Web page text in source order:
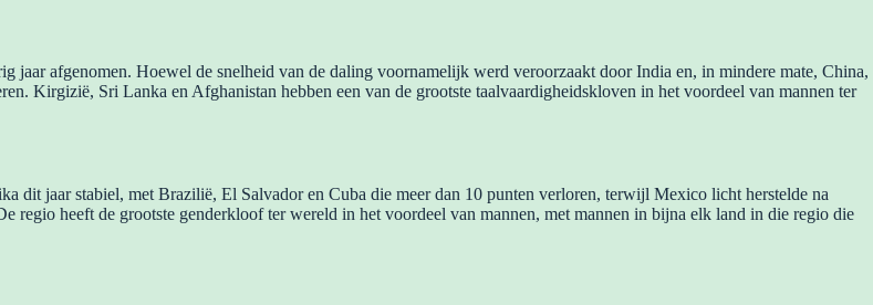
jaar afgenomen. Hoewel de snelheid van de daling voornamelijk werd veroorzaakt door India en, in mindere mate, China,
Kirgizië, Sri Lanka en Afghanistan hebben een van de grootste taalvaardigheidskloven in het voordeel van mannen ter
dit jaar stabiel, met Brazilië, El Salvador en Cuba die meer dan 10 punten verloren, terwijl Mexico licht herstelde na
regio heeft de grootste genderkloof ter wereld in het voordeel van mannen, met mannen in bijna elk land in die regio die